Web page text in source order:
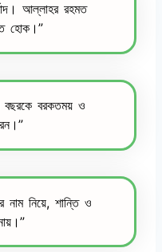
আল্লাহর রহমত
হোক।”
বরকতময় ও
নিয়ে, শান্তি ও